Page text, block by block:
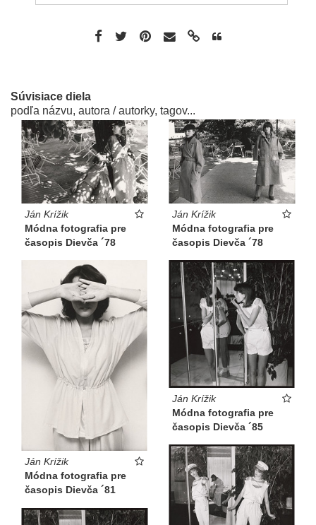
Súvisiace diela
podľa názvu, autora / autorky, tagov...
Ján Krížik
Módna fotografia pre
časopis Dievča ´78
Ján Krížik
Módna fotografia pre
časopis Dievča ´78
Ján Krížik
Módna fotografia pre
časopis Dievča ´81
Ján Krížik
Módna fotografia pre
časopis Dievča ´85